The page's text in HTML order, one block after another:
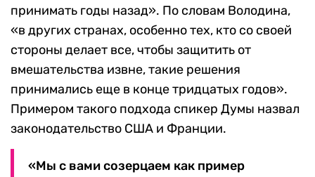
принимать годы назад». По словам Володина,
«в других странах, особенно тех, кто со своей
стороны делает все, чтобы защитить от
вмешательства извне, такие решения
принимались еще в конце тридцатых годов».
Примером такого подхода спикер Думы назвал
законодательство США и Франции.
«Мы с вами созерцаем как пример